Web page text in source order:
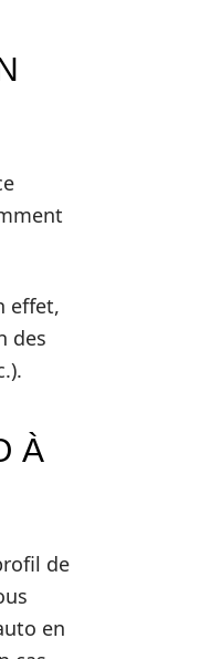
effet,
des
À
de
en